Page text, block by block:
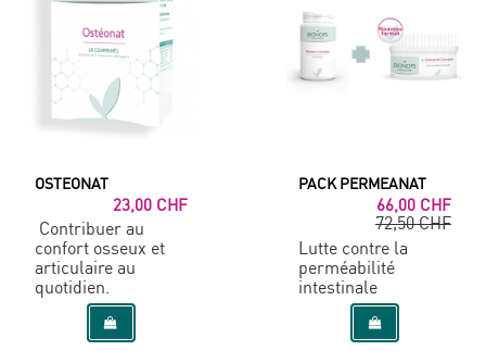
OSTEONAT
23,00 CHF
Contribuer au
confort osseux et
articulaire au
quotidien.
PACK PERMEANAT
66,00 CHF
72,50 CHF
Lutte contre la
perméabilité
intestinale